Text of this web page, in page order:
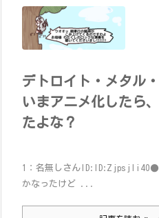
デトロイト・メタル
いまアニメ化したら
たよな？
1：名無しさんID:ID:ZjpsjIi40●
かなったけど ...